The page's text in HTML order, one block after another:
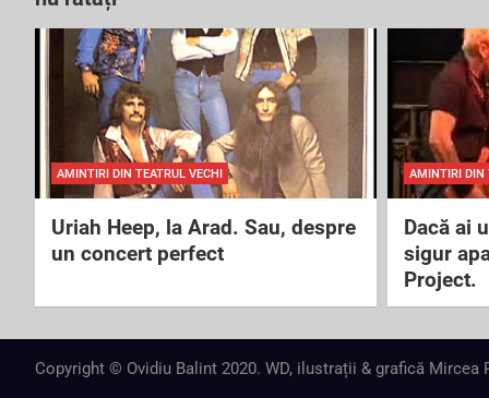
AMINTIRI DIN TEATRUL VECHI
Uriah Heep, la Arad. Sau, despre
un concert perfect
AMINTIRI DIN
Dacă ai
sigur
Project.
Copyright © Ovidiu Balint 2020. WD, ilustrații & grafică Mircea